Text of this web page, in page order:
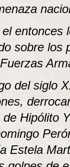
entonces
sobre los
del siglo
Hipólito
Estela